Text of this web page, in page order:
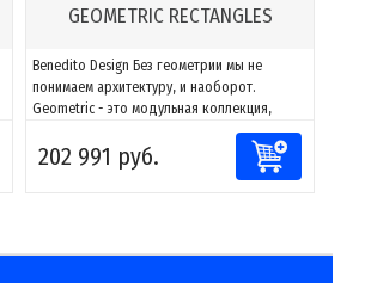
GEOMETRIC RECTANGLES
Benedito Design Без геометрии мы не
понимаем архитектуру, и наоборот.
Geometric - это модульная коллекция,
способная адаптировать свет к любому
пространству. Благодаря сочетаниям
компонентов можно создавать фигуры и
202 991 руб.